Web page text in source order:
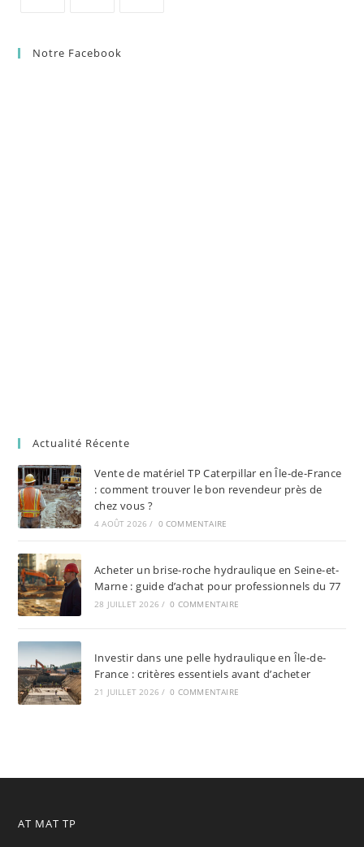
Notre Facebook
Actualité Récente
Vente de matériel TP Caterpillar en Île-de-France
: comment trouver le bon revendeur près de
chez vous ?
4 AOÛT 2026 / 0 COMMENTAIRE
Acheter un brise-roche hydraulique en Seine-et-
Marne : guide d’achat pour professionnels du 77
28 JUILLET 2026 / 0 COMMENTAIRE
Investir dans une pelle hydraulique en Île-de-
France : critères essentiels avant d’acheter
21 JUILLET 2026 / 0 COMMENTAIRE
AT MAT TP